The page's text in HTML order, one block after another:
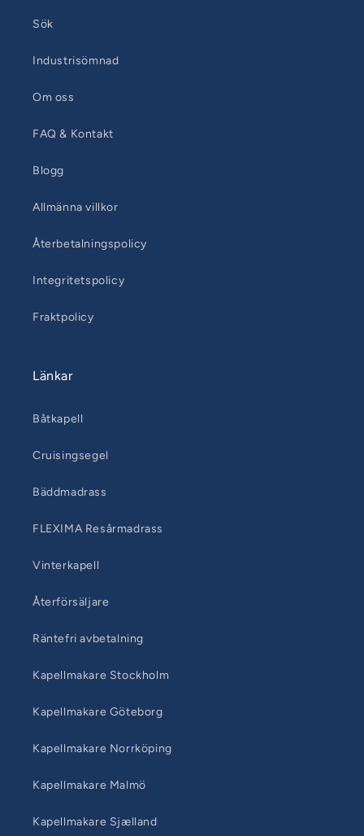
Sök
Industrisömnad
Om oss
FAQ & Kontakt
Blogg
Allmänna villkor
Återbetalningspolicy
Integritetspolicy
Fraktpolicy
Länkar
Båtkapell
Cruisingsegel
Bäddmadrass
FLEXIMA Resårmadrass
Vinterkapell
Återförsäljare
Räntefri avbetalning
Kapellmakare Stockholm
Kapellmakare Göteborg
Kapellmakare Norrköping
Kapellmakare Malmö
Kapellmakare Sjælland